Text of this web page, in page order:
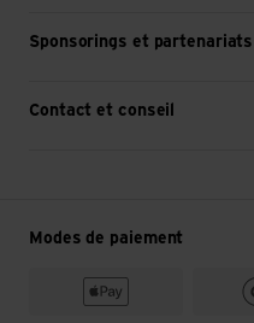
Sponsorings et partenariats
Contact et conseil
Modes de paiement